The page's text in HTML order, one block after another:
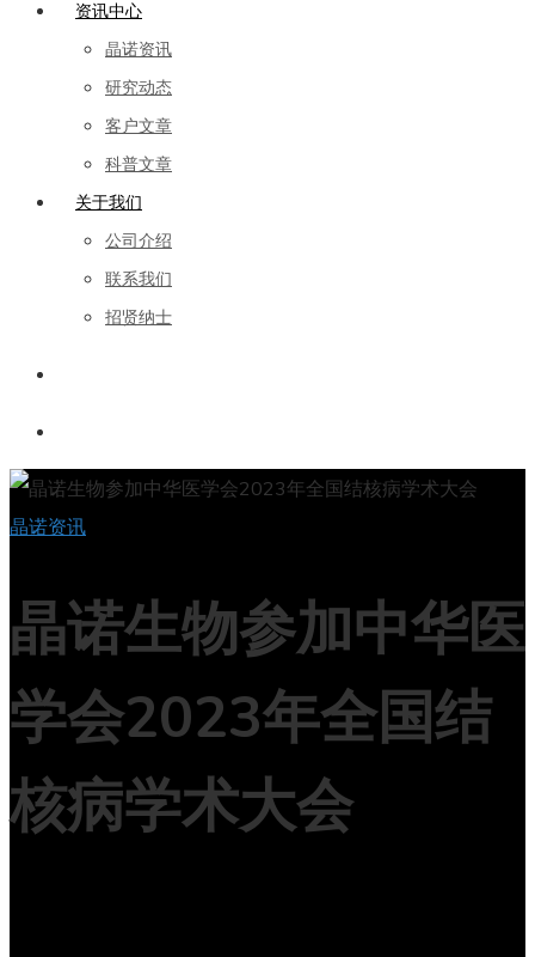
资讯中心
晶诺资讯
研究动态
客户文章
科普文章
关于我们
公司介绍
联系我们
招贤纳士
晶诺资讯
晶诺生物参加中华医
学会2023年全国结
核病学术大会